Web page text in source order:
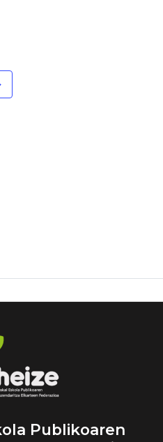
Publikoaren